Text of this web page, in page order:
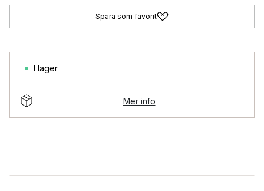
Spara som favorit
I lager
Mer info